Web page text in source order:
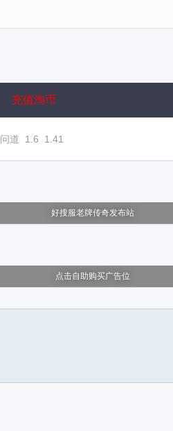
充值淘币
问道 1.6 1.41
好搜服老牌传奇发布站
点击自助购买广告位